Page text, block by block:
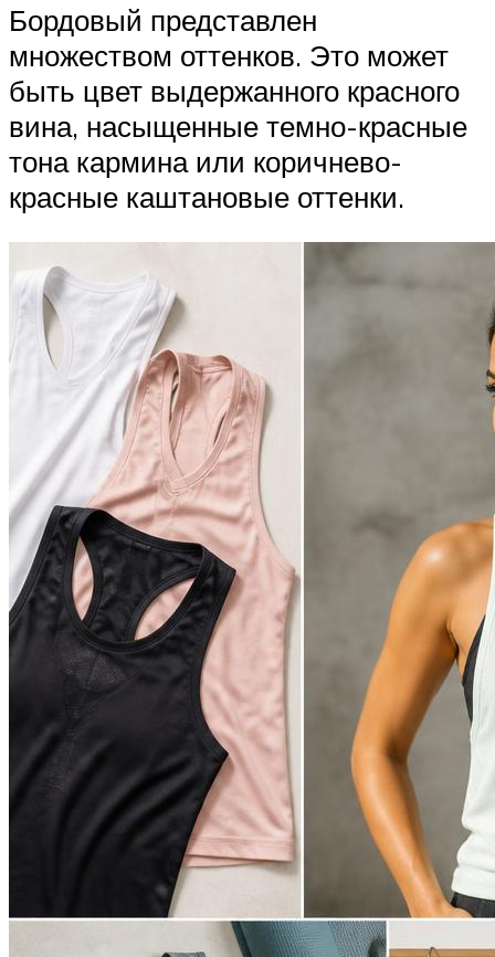
Бордовый представлен
множеством оттенков. Это может
быть цвет выдержанного красного
вина, насыщенные темно-красные
тона кармина или коричнево-
красные каштановые оттенки.